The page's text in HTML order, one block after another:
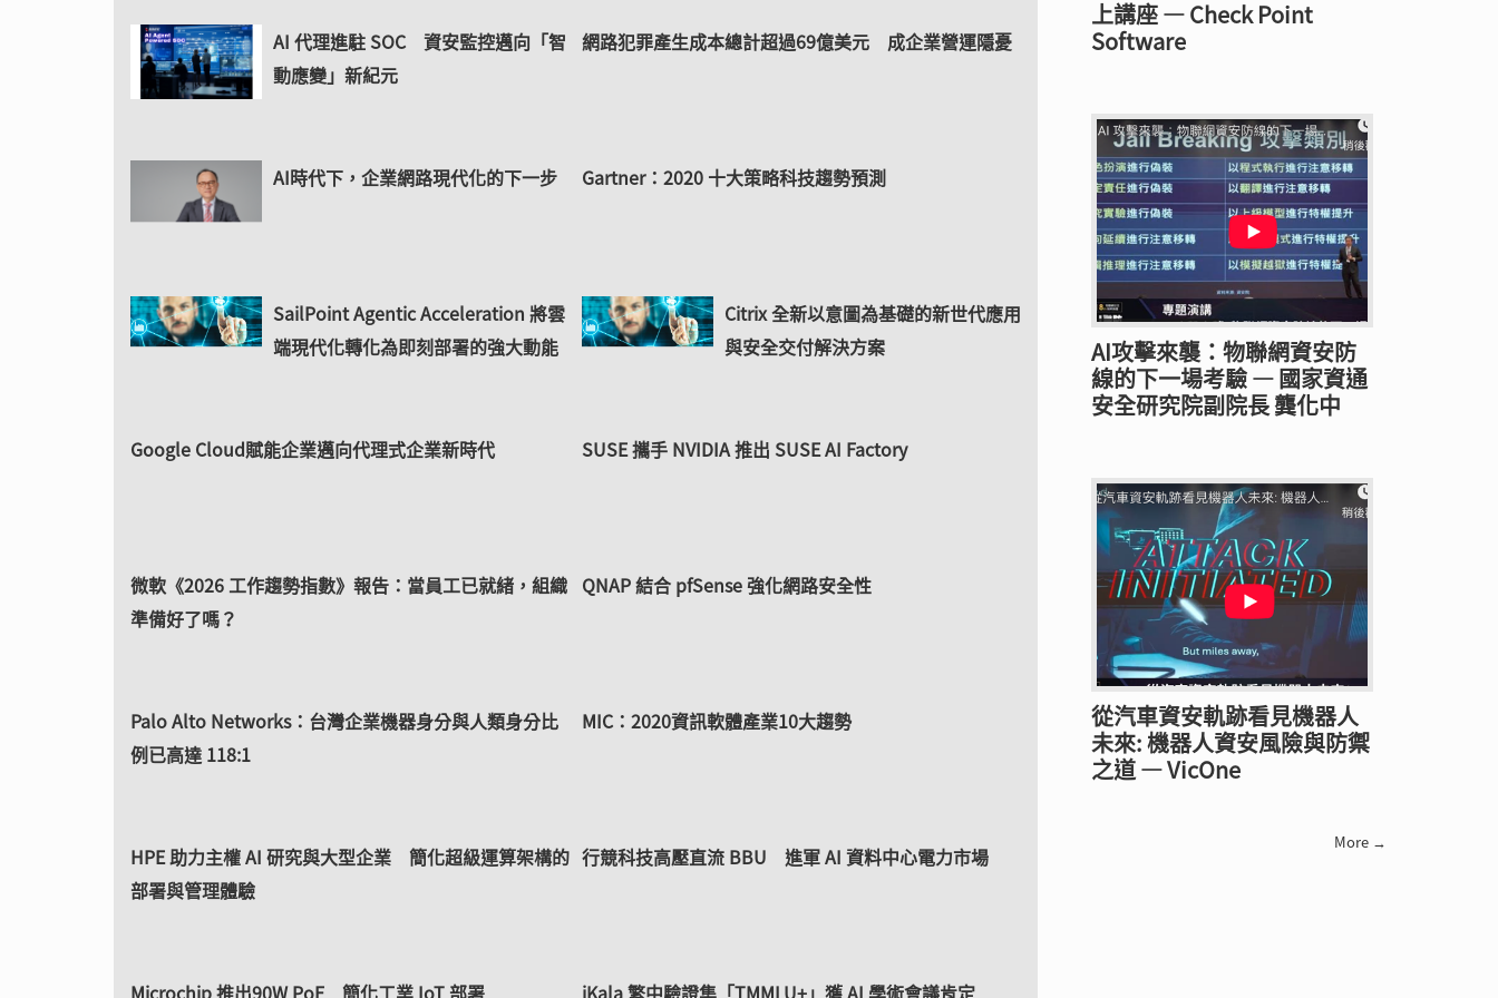
AI 代理進駐 SOC 資安監控邁向「智
動應變」新紀元
AI時代下，企業網路現代化的下一步
SailPoint Agentic Acceleration 將雲
端現代化轉化為即刻部署的強大動能
Google Cloud賦能企業邁向代理式企業新時代
微軟《2026 工作趨勢指數》報告：當員工已就緒，組織
準備好了嗎？
Palo Alto Networks：台灣企業機器身分與人類身分比
例已高達 118:1
HPE 助力主權 AI 研究與大型企業 簡化超級運算架構的
部署與管理體驗
Microchip 推出90W PoE 簡化工業 IoT 部署
網路犯罪產生成本總計超過69億美元 成企業營運隱憂
Gartner：2020 十大策略科技趨勢預測
Citrix 全新以意圖為基礎的新世代應用
與安全交付解決方案
SUSE 攜手 NVIDIA 推出 SUSE AI Factory
QNAP 結合 pfSense 強化網路安全性
MIC：2020資訊軟體產業10大趨勢
行競科技高壓直流 BBU 進軍 AI 資料中心電力市場
iKala 繁中驗證集「TMMLU+」獲 AI 學術會議肯定
上講座 — Check Point
Software
AI攻擊來襲：物聯網資安防
線的下一場考驗 — 國家資通
安全研究院副院長 龔化中
從汽車資安軌跡看見機器人
未來: 機器人資安風險與防禦
之道 — VicOne
More →